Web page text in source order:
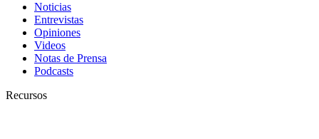
Noticias
Entrevistas
Opiniones
Videos
Notas de Prensa
Podcasts
Recursos